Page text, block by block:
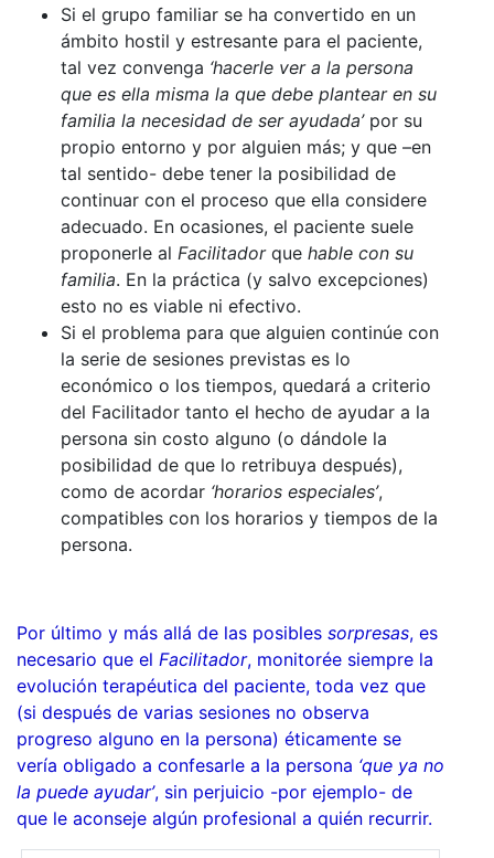
Si el grupo familiar se ha convertido en un
ámbito hostil y estresante para el paciente,
tal vez convenga ‘hacerle ver a la persona
que es ella misma la que debe plantear en su
familia la necesidad de ser ayudada’por su
propio entorno y por alguien más; y que –en
tal sentido- debe tener la posibilidad de
continuar con el proceso que ella considere
adecuado. En ocasiones, el paciente suele
proponerle al Facilitadorque hable con su
familia. En la práctica (y salvo excepciones)
esto no es viable ni efectivo.
Si el problema para que alguien continúe con
la serie de sesiones previstas es lo
económico o los tiempos, quedará a criterio
del Facilitador tanto el hecho de ayudar a la
persona sin costo alguno (o dándole la
posibilidad de que lo retribuya después),
como de acordar ‘horarios especiales’,
compatibles con los horarios y tiempos de la
persona.
Por último y más allá de las posibles sorpresas, es
necesario que el Facilitador, monitorée siempre la
evolución terapéutica del paciente, toda vez que
(si después de varias sesiones no observa
progreso alguno en la persona) éticamente se
vería obligado a confesarle a la persona ‘que ya no
la puede ayudar’, sin perjuicio -por ejemplo- de
que le aconseje algún profesional a quién recurrir.